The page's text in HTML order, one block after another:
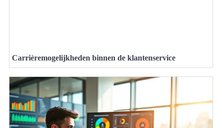
Carrièremogelijkheden binnen de klantenservice